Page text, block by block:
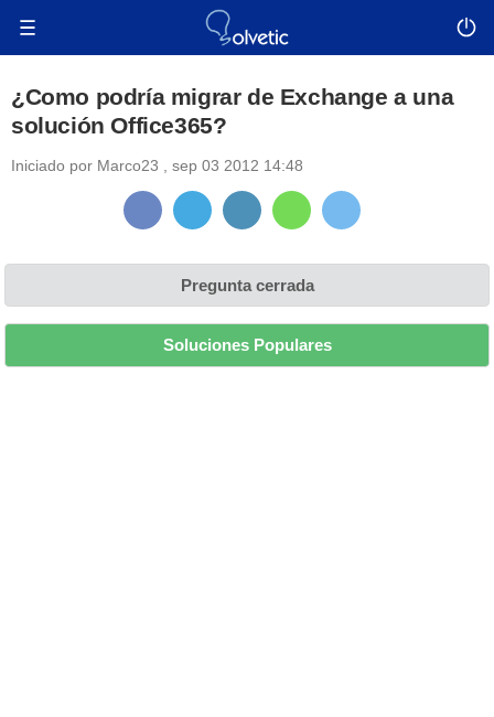
¿Como podría migrar de Exchange a una
solución Office365?
Iniciado por Marco23 sep 03 2012 14:48
Pregunta cerrada
Soluciones Populares